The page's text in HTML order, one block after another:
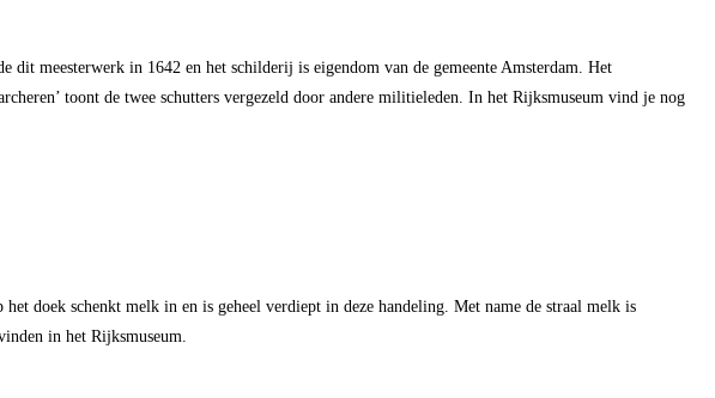
meesterwerk in 1642 en het schilderij is eigendom van de gemeente Amsterdam. Het
toont de twee schutters vergezeld door andere militieleden. In het Rijksmuseum vind je nog
doek schenkt melk in en is geheel verdiept in deze handeling. Met name de straal melk is
in het Rijksmuseum.